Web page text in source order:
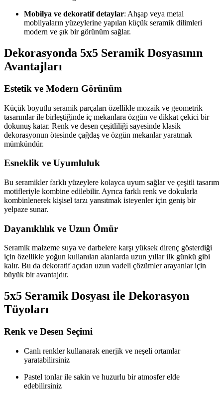
Mobilya ve dekoratif detaylar: Ahşap veya metal
mobilyaların yüzeylerine yapılan küçük seramik dilimleri
modern ve şık bir görünüm sağlar.
Dekorasyonda 5x5 Seramik Dosyasının
Avantajları
Estetik ve Modern Görünüm
Küçük boyutlu seramik parçaları özellikle mozaik ve geometrik
tasarımlar ile birleştiğinde iç mekanlara özgün ve dikkat çekici bir
dokunuş katar. Renk ve desen çeşitliliği sayesinde klasik
dekorasyonun ötesinde çağdaş ve özgün mekanlar yaratmak
mümkündür.
Esneklik ve Uyumluluk
Bu seramikler farklı yüzeylere kolayca uyum sağlar ve çeşitli tasarım
motifleriyle kombine edilebilir. Ayrıca farklı renk ve dokularla
kombinlenerek kişisel tarzı yansıtmak isteyenler için geniş bir
yelpaze sunar.
Dayanıklılık ve Uzun Ömür
Seramik malzeme suya ve darbelere karşı yüksek direnç gösterdiği
için özellikle yoğun kullanılan alanlarda uzun yıllar ilk günkü gibi
kalır. Bu da dekoratif açıdan uzun vadeli çözümler arayanlar için
büyük bir avantajdır.
5x5 Seramik Dosyası ile Dekorasyon
Tüyoları
Renk ve Desen Seçimi
Canlı renkler kullanarak enerjik ve neşeli ortamlar
yaratabilirsiniz
Pastel tonlar ile sakin ve huzurlu bir atmosfer elde
edebilirsiniz